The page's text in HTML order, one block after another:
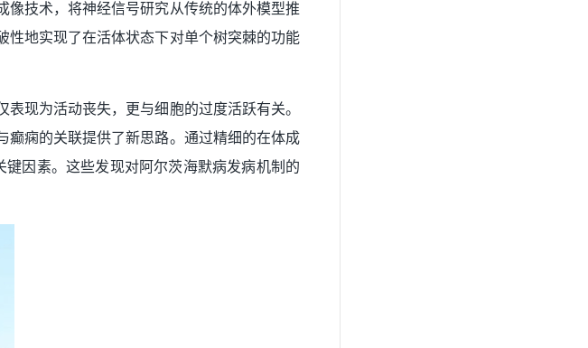
技术，将神经信号研究从传统的体外模型推
性地实现了在活体状态下对单个树突棘的功能
现为活动丧失，更与细胞的过度活跃有关。
癫痫的关联提供了新思路。通过精细的在体成
因素。这些发现对阿尔茨海默病发病机制的